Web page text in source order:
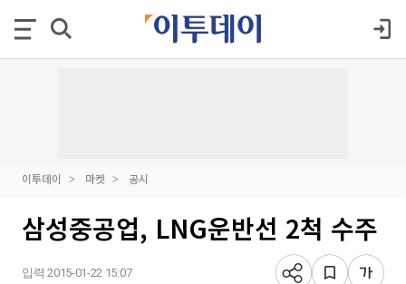
이투데이 마켓 공시
삼성중공업, LNG운반선 2척 수주
입력 2015-01-22 15:07